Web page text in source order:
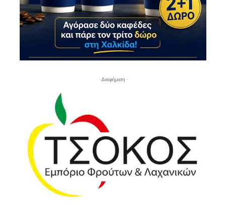
- Διαφήμιση -